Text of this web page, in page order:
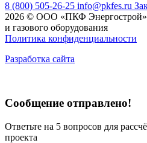
8 (800) 505-26-25 info@pkfes.ru
2026 © ООО «ПКФ Энергострой».
и газового оборудования
Политика конфиденциальности
Разработка сайта
Сообщение отправлено!
Ответьте на 5 вопросов для
проекта